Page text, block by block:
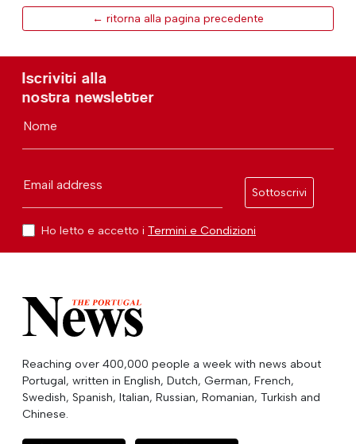
← ritorna alla pagina precedente
Iscriviti alla
nostra newsletter
Nome
Email address
Sottoscrivi
Ho letto e accetto i Termini e Condizioni
Reaching over 400,000 people a week with news about
Portugal, written in English, Dutch, German, French,
Swedish, Spanish, Italian, Russian, Romanian, Turkish and
Chinese.